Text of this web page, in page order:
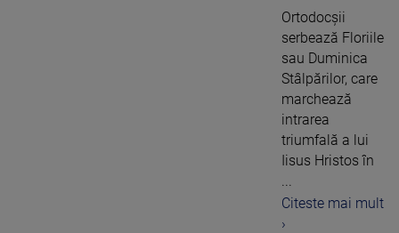
Ortodocşii
serbează Floriile
sau Duminica
Stâlpărilor, care
marchează
intrarea
triumfală a lui
Iisus Hristos în
...
Citeste mai mult
›